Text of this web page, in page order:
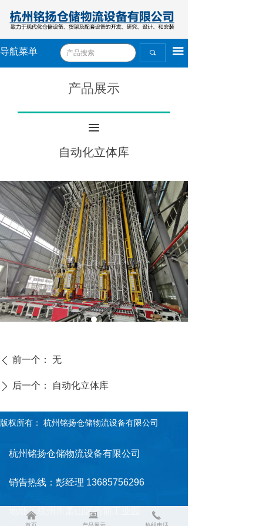
끠 끀
导航菜单
끀
产品展示
自动化立体库
ꄴ 前一个： 无
ꄲ 后一个： 自动化立体库
杭州铭扬仓储物流设备有限公司
销告热线：彭经理 13685756296
地址：杭州市萧山区衙前工业园
版权所有： 杭州铭扬仓储物流设备有限公司
낀 뀵 끅